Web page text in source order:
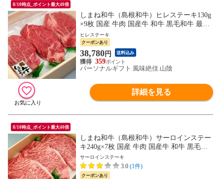
8/10時点_ポイント最大40倍
しまね和牛（島根和牛）ヒレステーキ130g
×9枚 国産 牛肉 国産牛 和牛 黒毛和牛 最高
級 特選 厳選 送料無料（北海道・沖縄を除
く）
ヒレステーキ
クーポンあり
38,780円 送料込み
359
パーソナルギフト 風味絶佳.山陰
詳細を見る
8/10時点_ポイント最大40倍
しまね和牛（島根和牛）サーロインステー
キ240g×7枚 国産 牛肉 国産牛 和牛 黒毛和
牛 最高級 特選 厳選 送料無料（北海道・沖
縄を除く）
サーロインステーキ
3.0 (1件)
クーポンあり